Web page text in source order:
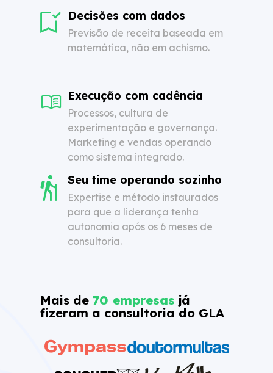
Decisões com dados
Previsão de receita baseada em
matemática, não em achismo.
Execução com cadência
Processos, cultura de
experimentação e governança.
Marketing e vendas operando
como sistema integrado.
Seu time operando sozinho
Expertise e método instaurados
para que a liderança tenha
autonomia após os 6 meses de
consultoria.
Mais de 70 empresas já
fizeram a consultoria do GLA